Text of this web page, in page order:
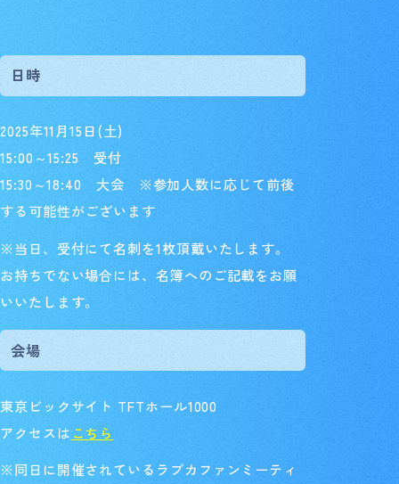
日時
2025年11月15日(土)
15:00～15:25 受付
15:30～18:40 大会 ※参加人数に応じて前後
する可能性がございます
※当日、受付にて名刺を1枚頂戴いたします。
お持ちでない場合には、名簿へのご記載をお願
いいたします。
会場
東京ビックサイト TFTホール1000
アクセスは こちら
※同日に開催されているラブカファンミーティ